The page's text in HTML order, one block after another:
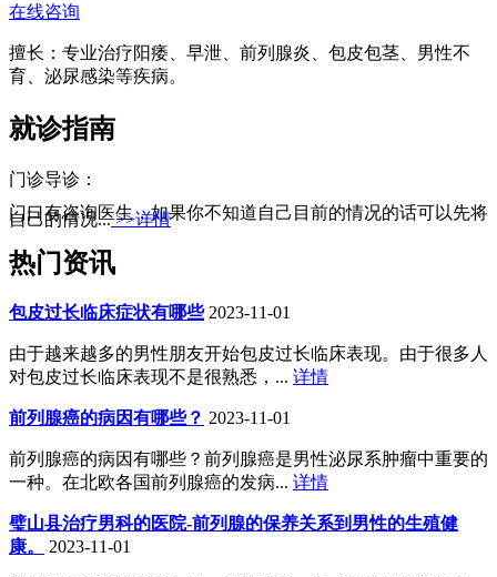
在线咨询
擅长：专业治疗阳痿、早泄、前列腺炎、包皮包茎、男性不
育、泌尿感染等疾病。
就诊指南
门诊导诊：
门口有咨询医生，如果你不知道自己目前的情况的话可以先将
自己的情况...>>详情
热门资讯
包皮过长临床症状有哪些 2023-11-01
由于越来越多的男性朋友开始包皮过长临床表现。由于很多人
对包皮过长临床表现不是很熟悉，... 详情
前列腺癌的病因有哪些？ 2023-11-01
前列腺癌的病因有哪些？前列腺癌是男性泌尿系肿瘤中重要的
一种。在北欧各国前列腺癌的发病... 详情
璧山县治疗男科的医院-前列腺的保养关系到男性的生殖健
康。
2023-11-01